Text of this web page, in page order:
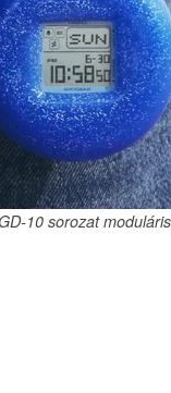
10 sorozat